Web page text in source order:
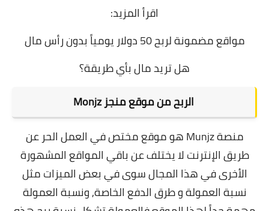
اقرأ المزيد:
مواقع مضمونة لربح 50 دولار يومياً بدون رأس مال
هل تريد مال بأي طريقة؟
الربح منموقع منجز Monjz
منصة Munjz هو موقع مختص في العمل الحر عن
طريق الإنترنت لا يختلف عن باقي المواقع المشهورة
الأخرى في هذا المجال سوى في بعض الميزات مثل
نسبة العمولة و طرق الدفع الخاصة, ونسبة العمولة